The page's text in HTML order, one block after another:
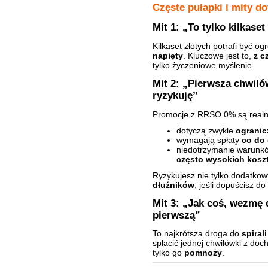
Częste pułapki i mity
Mit 1: „To tylko kilkaset
Kilkaset złotych potrafi być
napięty . Kluczowe jest to, z
tylko życzeniowe myślenie.
Mit 2: „Pierwsza
ryzykuję”
Promocje z RRSO 0% są
dotyczą zwykle
wymagają spłaty co do
niedotrzymanie
często wysokich
Ryzykujesz nie tylko
dłużników , jeśli dopuścisz
Mit 3: „Jak coś, wezmę
pierwszą”
To najkrótsza droga do spirali
spłacić jednej chwilówki z
tylko go pomnoży.